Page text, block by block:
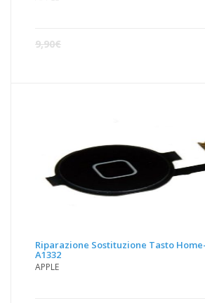
9,90€
Riparazione Sostituzione Tasto
A1332
APPLE